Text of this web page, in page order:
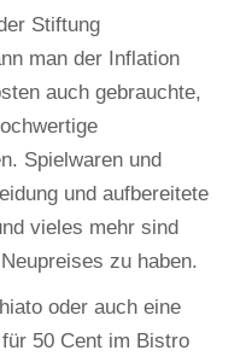
Stiftung
man der Inflation
auch gebrauchte,
Spielwaren und
und aufbereitete
vieles mehr sind
zu haben.
oder auch eine
50 Cent im Bistro